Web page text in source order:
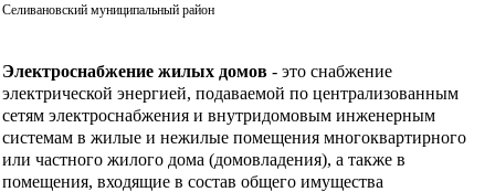
Селивановский муниципальный район
Электроснабжение жилых домов - это снабжение
электрической энергией, подаваемой по централизованным
сетям электроснабжения и внутридомовым инженерным
системам в жилые и нежилые помещения многоквартирного
или частного жилого дома (домовладения), а также в
помещения, входящие в состав общего имущества